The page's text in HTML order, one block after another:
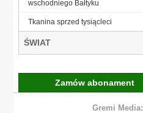
wschodniego Bałtyku
Tkanina sprzed tysiącleci
ŚWIAT
Zamów abonament
Gremi Media: